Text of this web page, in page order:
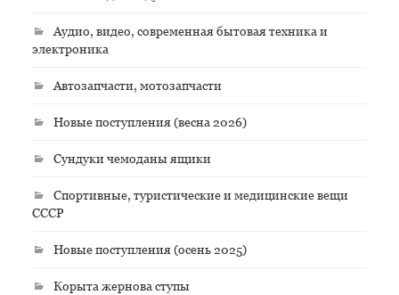
Аудио, видео, современная бытовая техника и
электроника
Автозапчасти, мотозапчасти
Новые поступления (весна 2026)
Сундуки чемоданы ящики
Спортивные, туристические и медицинские вещи
СССР
Новые поступления (осень 2025)
Корыта жернова ступы